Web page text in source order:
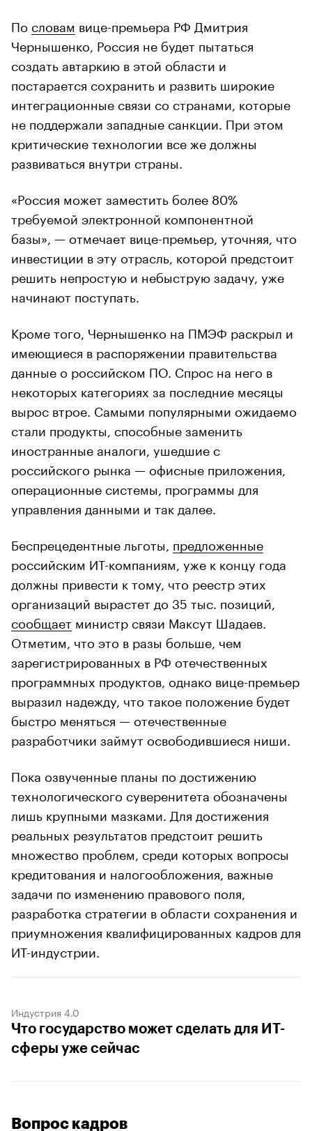
По словам вице-премьера РФ Дмитрия
Чернышенко, Россия не будет пытаться
создать автаркию в этой области и
постарается сохранить и развить широкие
интеграционные связи со странами, которые
не поддержали западные санкции. При этом
критические технологии все же должны
развиваться внутри страны.
«Россия может заместить более 80%
требуемой электронной компонентной
базы», — отмечает вице-премьер, уточняя, что
инвестиции в эту отрасль, которой предстоит
решить непростую и небыструю задачу, уже
начинают поступать.
Кроме того, Чернышенко на ПМЭФ раскрыл и
имеющиеся в распоряжении правительства
данные о российском ПО. Спрос на него в
некоторых категориях за последние месяцы
вырос втрое. Самыми популярными ожидаемо
стали продукты, способные заменить
иностранные аналоги, ушедшие с
российского рынка — офисные приложения,
операционные системы, программы для
управления данными и так далее.
Беспрецедентные льготы, предложенные
российским ИТ-компаниям, уже к концу года
должны привести к тому, что реестр этих
организаций вырастет до 35 тыс. позиций,
сообщает министр связи Максут Шадаев.
Отметим, что это в разы больше, чем
зарегистрированных в РФ отечественных
программных продуктов, однако вице-премьер
выразил надежду, что такое положение будет
быстро меняться — отечественные
разработчики займут освободившиеся ниши.
Пока озвученные планы по достижению
технологического суверенитета обозначены
лишь крупными мазками. Для достижения
реальных результатов предстоит решить
множество проблем, среди которых вопросы
кредитования и налогообложения, важные
задачи по изменению правового поля,
разработка стратегии в области сохранения и
приумножения квалифицированных кадров для
ИТ-индустрии.
Индустрия 4.0
Что государство может сделать для ИТ-
сферы уже сейчас
Вопрос кадров